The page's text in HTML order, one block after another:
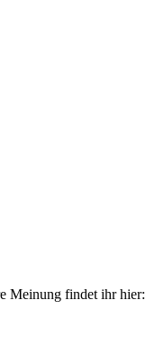
Meinung findet ihr hier: